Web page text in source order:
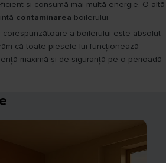
și consumă mai multă energie. O altă
contaminarea boilerului.
corespunzătoare a boilerului este absolut
că toate piesele lui funcționează
maximă și de siguranță pe o perioadă